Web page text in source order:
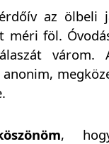
az ölbeli
méri föl.
anonim,
,